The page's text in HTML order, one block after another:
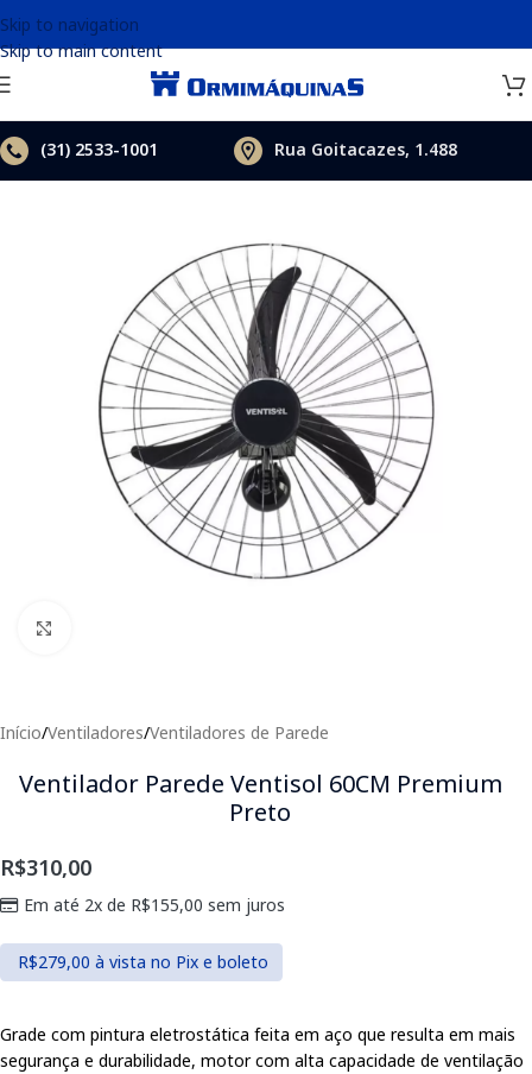
Skip to navigation
Skip to main content
(31) 2533-1001 Rua Goitacazes, 1.488
Início/Ventiladores/Ventiladores de Parede
Ventilador Parede Ventisol 60CM Premium
Preto
R$310,00
Em até 2x de R$155,00 sem juros
R$279,00 à vista no Pix e boleto
Grade com pintura eletrostática feita em aço que resulta em mais
segurança e durabilidade, motor com alta capacidade de ventilação